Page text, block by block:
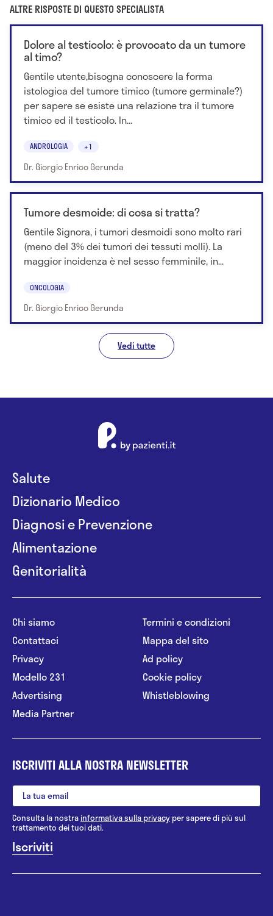
ALTRE RISPOSTE DI QUESTO SPECIALISTA
Dolore al testicolo: è provocato da un tumore
al timo?
Gentile utente,bisogna conoscere la forma
istologica del tumore timico (tumore germinale?)
per sapere se esiste una relazione tra il tumore
timico ed il testicolo. In...
ANDROLOGIA +1
Dr. Giorgio Enrico Gerunda
Tumore desmoide: di cosa si tratta?
Gentile Signora, i tumori desmoidi sono molto rari
(meno del 3% dei tumori dei tessuti molli). La
maggior incidenza è nel sesso femminile, in...
ONCOLOGIA
Dr. Giorgio Enrico Gerunda
Vedi tutte
Salute
Dizionario Medico
Diagnosi e Prevenzione
Alimentazione
Genitorialità
Chi siamo
Contattaci
Privacy
Modello 231
Advertising
Media Partner
Termini e condizioni
Mappa del sito
Ad policy
Cookie policy
Whistleblowing
ISCRIVITI ALLA NOSTRA NEWSLETTER
Consulta la nostrainformativa sulla privacy per sapere di più sul
trattamento dei tuoi dati.